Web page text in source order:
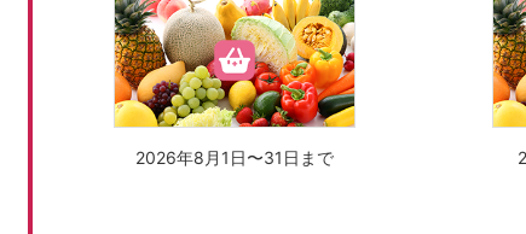
2026年8月1日〜31日まで